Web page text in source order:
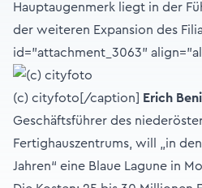
Hauptaugenmerk liegt in der
der weiteren Expansion des
id="attachment_3063"
(c) cityfoto[/caption] Erich
Geschäftsführer des
Fertighauszentrums, will „in
Jahren“ eine Blaue Lagune in